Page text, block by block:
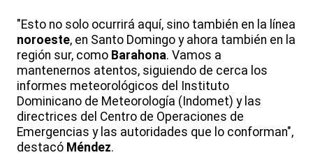
"Esto no solo ocurrirá aquí, sino también en la línea
noroeste, en Santo Domingo y ahora también en la
región sur, como Barahona. Vamos a
mantenernos atentos, siguiendo de cerca los
informes meteorológicos del Instituto
Dominicano de Meteorología (Indomet) y las
directrices del Centro de Operaciones de
Emergencias y las autoridades que lo conforman",
destacó Méndez.